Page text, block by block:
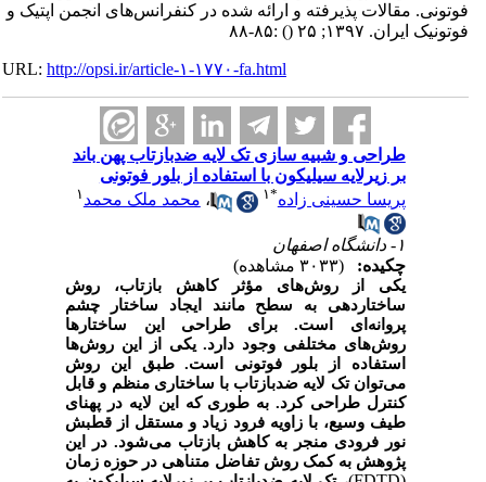
فوتونی. مقالات پذیرفته و ارائه شده در کنفرانس‌های انجمن اپتیک و
فوتونیک ایران. ۱۳۹۷; ۲۵
() :۸۵-۸۸
URL:http://opsi.ir/article-۱-۱۷۷۰-fa.html
طراحی و شبیه سازی تک لایه ضدبازتاب پهن باند
بر زیرلایه سیلیکون با استفاده از بلور فوتونی
پریسا حسینی زاده* ۱ ،محمد ملک محمد ۱
چکیده:
یکی از روش‌های مؤثر کاهش بازتاب، روش
ساختاردهی به سطح مانند ایجاد ساختار چشم
پروانه‌ای است. برای طراحی این ساختارها
روش‌های مختلفی وجود دارد. یکی از این روش‌ها
استفاده از بلور فوتونی است. طبق این روش
می‌توان تک لایه ضدبازتاب با ساختاری منظم و قابل
کنترل طراحی کرد. به طوری که این لایه در پهنای
طیف وسیع، با زاویه فرود زیاد و مستقل از قطبش
نور فرودی منجر به کاهش بازتاب می‌شود. در این
پژوهش به کمک روش تفاضل متناهی در حوزه زمان